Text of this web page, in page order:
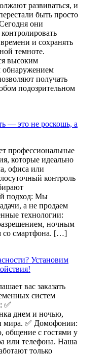
развиваться, и
быть просто
они
и сохранять
темноте.
высоким
обнаружением
получать
подозрительном
— это не роскошь, а
профессиональные
которые идеально
офиса или
контроль
подход: Мы
а не продаем
технологии:
ночным
со смартфона. […]
Установим
вас заказать
систем
✅
днем и ночью,
мира. ✅ Домофонии:
общение с гостями у
или телефона. Наша
только